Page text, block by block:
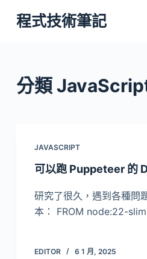
跳
至
內
容
程式技術筆記
分類
JAVASCRIPT
可以跑 Puppeteer 的
研究了很久，遇到各種問
本： FROM node:22-
EDITOR 6 1 月, 2025